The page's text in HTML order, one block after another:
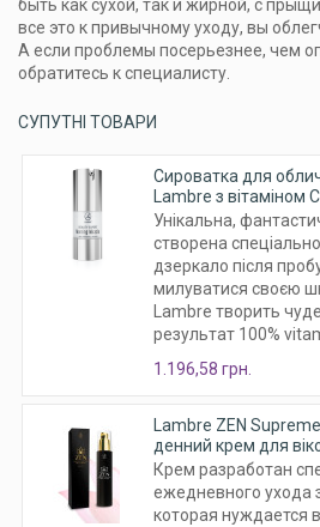
быть как сухой, так и жирной, с
все это к привычному уходу, вы
А если проблемы посерьезнее, чем
обратитесь к специалисту.
СУПУТНІ ТОВАРИ
Сироватка для
Lambre з вітаміном С
Унікальна,
створена
дзеркало після
милуватися своєю
Lambre творить
результат 100%
1.196,58 грн.
Lambre ZEN
денний крем для
Крем разработан
ежедневного ухода
которая нуждается